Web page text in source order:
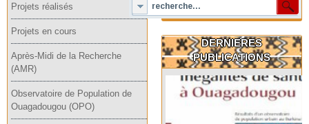
Projets réalisés
Projets en cours
Après-Midi de la Recherche
(AMR)
Observatoire de Population de
Ouagadougou (OPO)
DERNIERES
PUBLICATIONS